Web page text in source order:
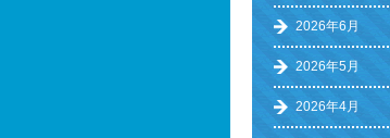
2026年6月
2026年5月
2026年4月